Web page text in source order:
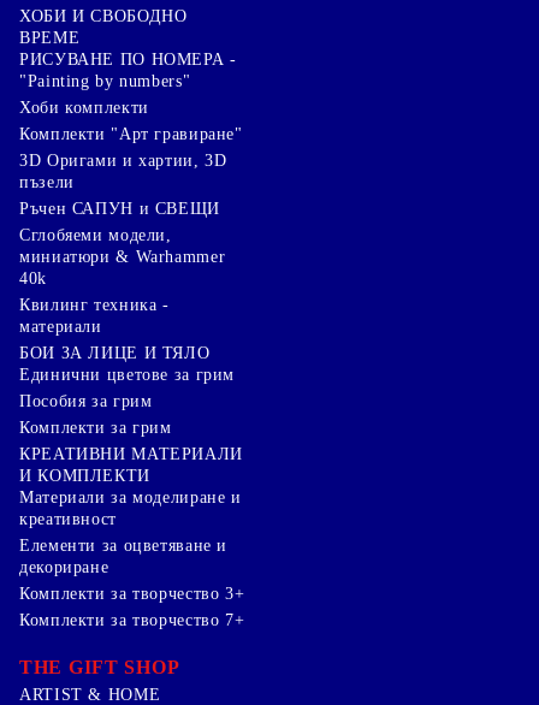
ХОБИ И СВОБОДНО
ВРЕМЕ
РИСУВАНЕ ПО НОМЕРА -
"Painting by numbers"
Хоби комплекти
Комплекти "Арт гравиране"
3D Оригами и хартии, 3D
пъзели
Ръчен САПУН и СВЕЩИ
Сглобяеми модели,
миниатюри & Warhammer
40k
Квилинг техника -
материали
БОИ ЗА ЛИЦЕ И ТЯЛО
Единични цветове за грим
Пособия за грим
Комплекти за грим
КРЕАТИВНИ МАТЕРИАЛИ
И КОМПЛЕКТИ
Mатериали за моделиране и
креативност
Елементи за оцветяване и
декориране
Комплекти за творчество 3+
Комплекти за творчество 7+
THE GIFT SHOP
ARTIST & HOME